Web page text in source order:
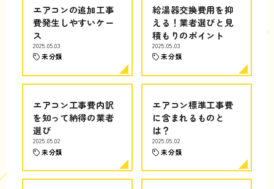
エアコンの追加工事
費発生しやすいケー
ス
2025.05.03
未分類
給湯器交換費用を抑
える！業者選びと見
積もりのポイント
2025.05.03
未分類
エアコン工事費内訳
を知って納得の業者
選び
2025.05.02
未分類
エアコン標準工事費
に含まれるものと
は？
2025.05.02
未分類